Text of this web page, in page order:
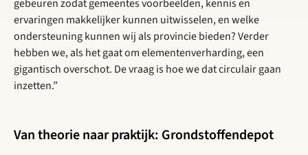
gebeuren zodat gemeentes voorbeelden, kennis en
ervaringen makkelijker kunnen uitwisselen, en welke
ondersteuning kunnen wij als provincie bieden? Verder
hebben we, als het gaat om elementenverharding, een
gigantisch overschot. De vraag is hoe we dat circulair gaan
inzetten.”
Van theorie naar praktijk: Grondstoffendepot